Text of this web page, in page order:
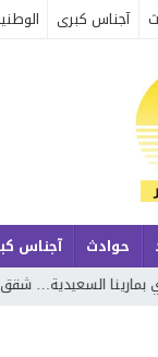
آجناس كبرى
حوادث آجناس
وفيلات فاخرة